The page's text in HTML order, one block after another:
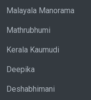
Malayala Manorama
Mathrubhumi
Kerala Kaumudi
Deepika
Deshabhimani